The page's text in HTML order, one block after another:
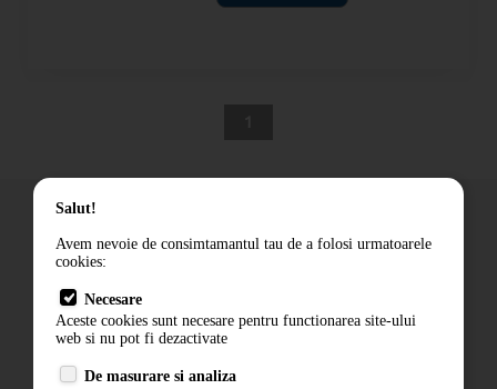
Cum comand
Livrare
Contact
Salut!
Avem nevoie de consimtamantul tau de a folosi urmatoarele
cookies:
Necesare
Aceste cookies sunt necesare pentru functionarea site-ului
web si nu pot fi dezactivate
De masurare si analiza